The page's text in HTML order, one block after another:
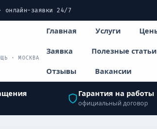
онлайн-заявки 24/7
· МОСКВА
Главная Услуги
Заявка Полезные статьи
Отзывы Вакансии
Гарантия на работы
официальный договор